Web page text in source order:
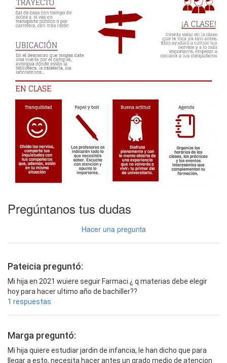
Pregúntanos tus dudas
Hacer una pregunta
Pateicia preguntó:
Mi hija en 2021 wuiere seguir Farmaci.¿ q materias debe elegir
hoy para hacer ultimo año de bachiller??
1 respuestas
Marga preguntó:
Mi hija quiere estudiar jardin de infancia, le han dicho que para
llegar a esto, necesita hacer antes un grado medio de atencion